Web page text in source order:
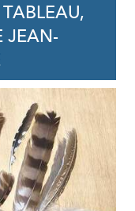
JEAN-